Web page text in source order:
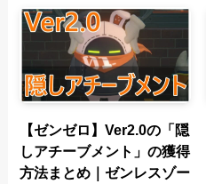
【ゼンゼロ】Ver2.0の「隠
しアチーブメント」の獲得
方法まとめ｜ゼンレスゾー